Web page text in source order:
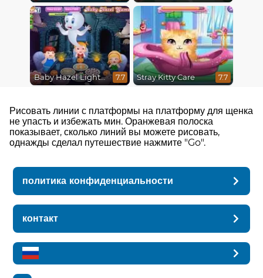
Baby Hazel Lighthouse Adventure 7.7 Stray Kitty Care 7.7
Рисовать линии с платформы на платформу для щенка
не упасть и избежать мин. Оранжевая полоска
показывает, сколько линий вы можете рисовать,
однажды сделал путешествие нажмите "Go".
политика конфиденциальности
контакт